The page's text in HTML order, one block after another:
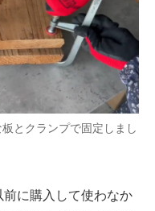
とクランプで固定しまし
に購入して使わなか